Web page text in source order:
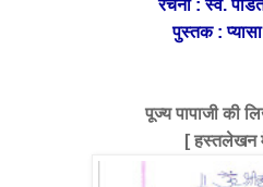
रचना : स्व.
पुस्तक : प्यासा
पूज्य पापाजी की
[ हस्तलेखन